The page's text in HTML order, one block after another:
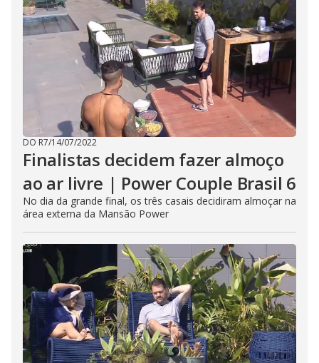
DO R7/14/07/2022
Finalistas decidem fazer almoço
ao ar livre | Power Couple Brasil 6
No dia da grande final, os três casais decidiram almoçar na
área externa da Mansão Power